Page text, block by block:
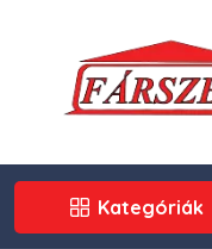
Kategóriák